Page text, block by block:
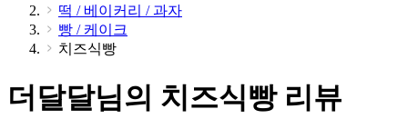
떡 / 베이커리 / 과자
빵 / 케이크
치즈식빵
더달달님의 치즈식빵 리뷰